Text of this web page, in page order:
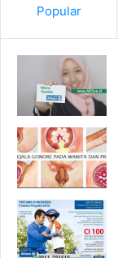
Popular